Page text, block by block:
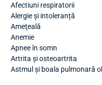
Afectiuni respiratorii
Alergie și intoleranță
Ameţeală
Anemie
Apnee în somn
Artrita și osteoartrita
Astmul și boala pulmonară